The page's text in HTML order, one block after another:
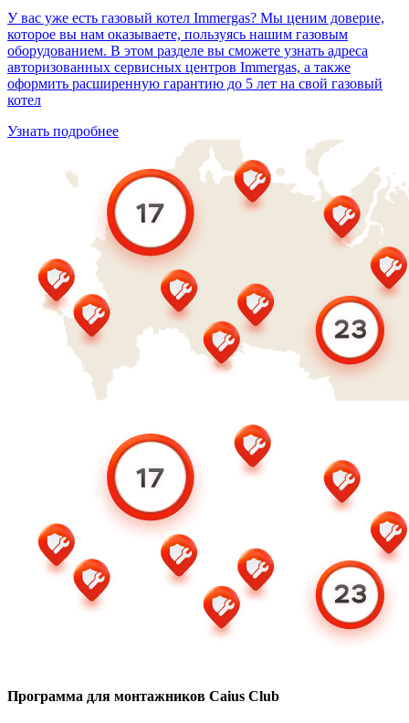
У вас уже есть газовый котел Immergas? Мы ценим доверие,
которое вы нам оказываете, пользуясь нашим газовым
оборудованием. В этом разделе вы сможете узнать адреса
авторизованных сервисных центров Immergas, а также
оформить расширенную гарантию до 5 лет на свой газовый
котел
Узнать подробнее
Программа для монтажников Caius Club